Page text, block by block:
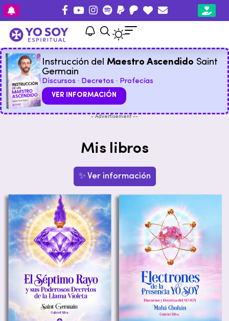
Instrucción del Maestro Ascendido Saint
Germain
Discursos · Decretos · Profecías
VER INFORMACIÓN
- Advertisement --
Mis libros
✨ Ver información